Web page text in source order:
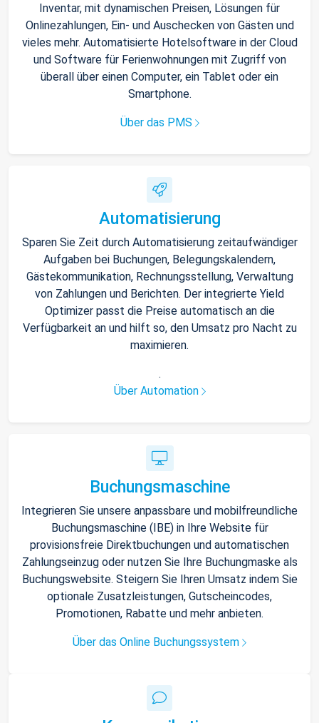
Inventar, mit dynamischen Preisen, Lösungen für
Onlinezahlungen, Ein- und Auschecken von Gästen und
vieles mehr. Automatisierte Hotelsoftware in der Cloud
und Software für Ferienwohnungen mit Zugriff von
überall über einen Computer, ein Tablet oder ein
Smartphone.
Über das PMS
Automatisierung
Sparen Sie Zeit durch Automatisierung zeitaufwändiger
Aufgaben bei Buchungen, Belegungskalendern,
Gästekommunikation, Rechnungsstellung, Verwaltung
von Zahlungen und Berichten. Der integrierte Yield
Optimizer passt die Preise automatisch an die
Verfügbarkeit an und hilft so, den Umsatz pro Nacht zu
maximieren.
.
Über Automation
Buchungsmaschine
Integrieren Sie unsere anpassbare und mobilfreundliche
Buchungsmaschine (IBE) in Ihre Website für
provisionsfreie Direktbuchungen und automatischen
Zahlungseinzug oder nutzen Sie Ihre Buchungmaske als
Buchungswebsite. Steigern Sie Ihren Umsatz indem Sie
optionale Zusatzleistungen, Gutscheincodes,
Promotionen, Rabatte und mehr anbieten.
Über das Online Buchungssystem